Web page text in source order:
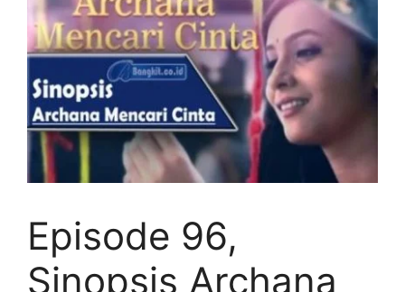
Episode 96,
Sinopsis Archana